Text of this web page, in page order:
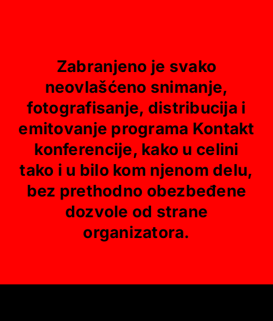
Zabranjeno je svako
neovlašćeno snimanje,
fotografisanje, distribucija i
emitovanje programa Kontakt
konferencije, kako u celini
tako i u bilo kom njenom delu,
bez prethodno obezbeđene
dozvole od strane
organizatora.